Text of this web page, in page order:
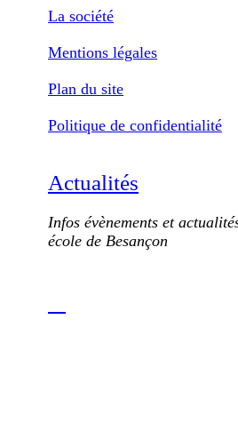
La société
Mentions légales
Plan du site
Politique de confidentialité
Actualités
Infos évènements et
école de Besançon